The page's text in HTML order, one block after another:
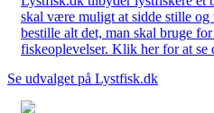
skal være muligt at sidde stille og
bestille alt det, man skal bruge
fiskeoplevelser. Klik her for at se
Se udvalget på Lystfisk.dk